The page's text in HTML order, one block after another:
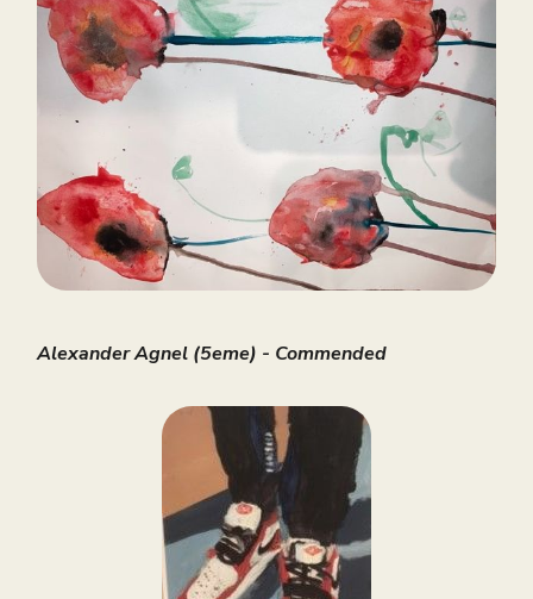
Alexander Agnel (5eme) - Commended